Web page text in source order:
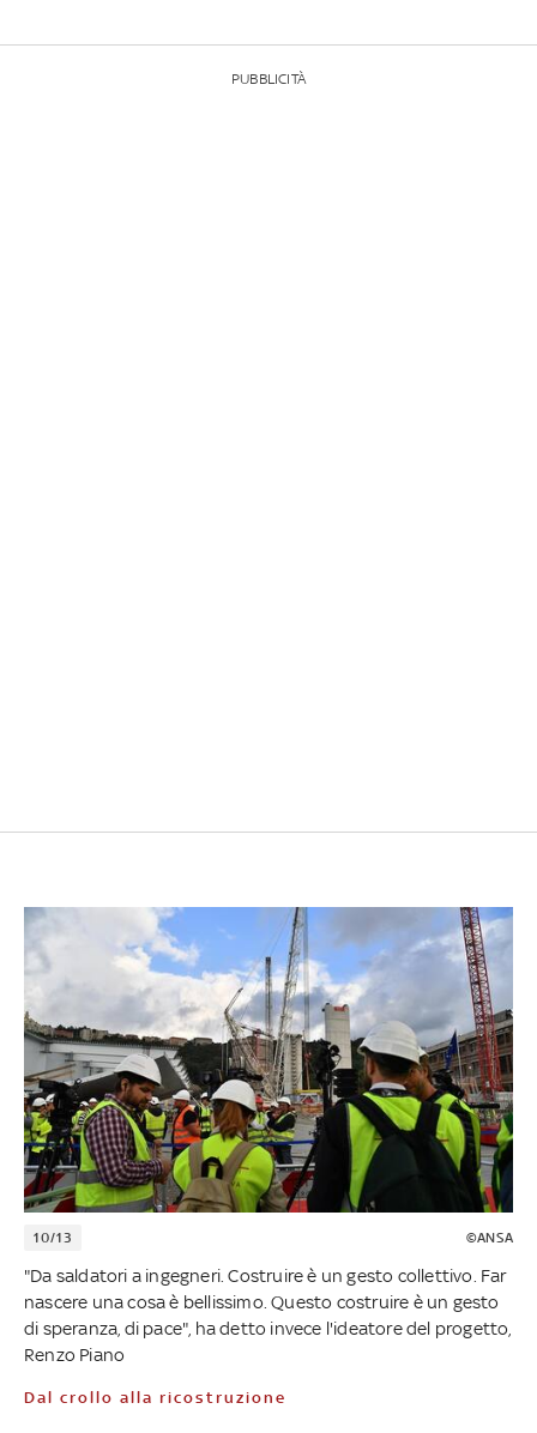
PUBBLICITÀ
10/13 ©ANSA
"Da saldatori a ingegneri. Costruire è un gesto collettivo. Far
nascere una cosa è bellissimo. Questo costruire è un gesto
di speranza, di pace", ha detto invece l'ideatore del progetto,
Renzo Piano
Dal crollo alla ricostruzione